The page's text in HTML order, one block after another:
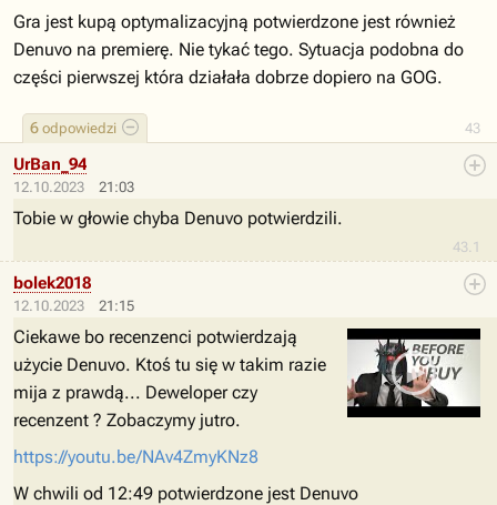
43
6 odpowiedzi
Gra jest kupą optymalizacyjną potwierdzone jest również
Denuvo na premierę. Nie tykać tego. Sytuacja podobna do
części pierwszej która działała dobrze dopiero na GOG.
12.10.2023 21:03
43.1
UrBan_94
Tobie w głowie chyba Denuvo potwierdzili.
12.10.2023 21:15
bolek2018
Ciekawe bo recenzenci potwierdzają
użycie Denuvo. Ktoś tu się w takim razie
mija z prawdą... Deweloper czy
recenzent ? Zobaczymy jutro.
https://youtu.be/NAv4ZmyKNz8
W chwili od 12:49 potwierdzone jest Denuvo